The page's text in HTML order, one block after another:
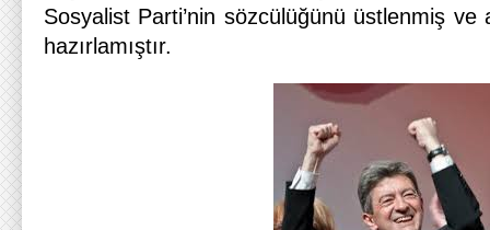
Sosyalist Parti’nin sözcülüğünü üstlenmiş
hazırlamıştır.